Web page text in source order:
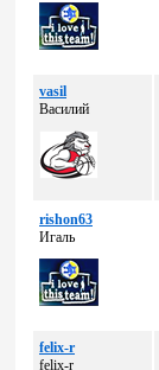
vasil
Василий
rishon63
Игаль
felix-r
felix-r